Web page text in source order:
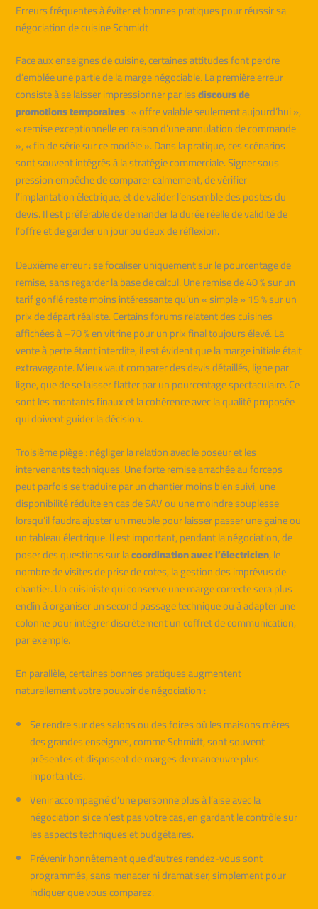
Erreurs fréquentes à éviter et bonnes pratiques pour réussir sa
négociation de cuisine Schmidt
Face aux enseignes de cuisine, certaines attitudes font perdre
d’emblée une partie de la marge négociable. La première erreur
consiste à se laisser impressionner par lesdiscours de
promotions temporaires: « offre valable seulement aujourd’hui »,
« remise exceptionnelle en raison d’une annulation de commande
», « fin de série sur ce modèle ». Dans la pratique, ces scénarios
sont souvent intégrés à la stratégie commerciale. Signer sous
pression empêche de comparer calmement, de vérifier
l’implantation électrique, et de valider l’ensemble des postes du
devis. Il est préférable de demander la durée réelle de validité de
l’offre et de garder un jour ou deux de réflexion.
Deuxième erreur : se focaliser uniquement sur le pourcentage de
remise, sans regarder la base de calcul. Une remise de 40 % sur un
tarif gonflé reste moins intéressante qu’un « simple » 15 % sur un
prix de départ réaliste. Certains forums relatent des cuisines
affichées à –70 % en vitrine pour un prix final toujours élevé. La
vente à perte étant interdite, il est évident que la marge initiale était
extravagante. Mieux vaut comparer des devis détaillés, ligne par
ligne, que de se laisser flatter par un pourcentage spectaculaire. Ce
sont les montants finaux et la cohérence avec la qualité proposée
qui doivent guider la décision.
Troisième piège : négliger la relation avec le poseur et les
intervenants techniques. Une forte remise arrachée au forceps
peut parfois se traduire par un chantier moins bien suivi, une
disponibilité réduite en cas de SAV ou une moindre souplesse
lorsqu’il faudra ajuster un meuble pour laisser passer une gaine ou
un tableau électrique. Il est important, pendant la négociation, de
poser des questions sur lacoordination avec l’électricien, le
nombre de visites de prise de cotes, la gestion des imprévus de
chantier. Un cuisiniste qui conserve une marge correcte sera plus
enclin à organiser un second passage technique ou à adapter une
colonne pour intégrer discrètement un coffret de communication,
par exemple.
En parallèle, certaines bonnes pratiques augmentent
naturellement votre pouvoir de négociation :
Se rendre sur des salons ou des foires où les maisons mères
des grandes enseignes, comme Schmidt, sont souvent
présentes et disposent de marges de manœuvre plus
importantes.
Venir accompagné d’une personne plus à l’aise avec la
négociation si ce n’est pas votre cas, en gardant le contrôle sur
les aspects techniques et budgétaires.
Prévenir honnêtement que d’autres rendez-vous sont
programmés, sans menacer ni dramatiser, simplement pour
indiquer que vous comparez.